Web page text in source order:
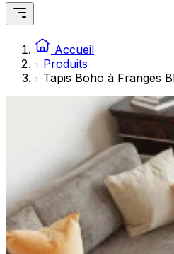
Accueil
Produits
Tapis Boho à Franges
Les cookies
engageantes pour
Les cookies non